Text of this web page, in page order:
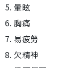
5. 暈眩
6. 胸痛
7. 易疲勞
8. 欠精神